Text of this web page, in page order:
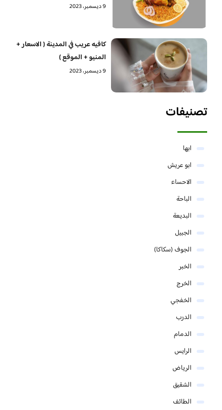
9 ديسمبر، 2023
كافيه عريب في المدينة ( الاسعار +
المنيو + الموقع )
9 ديسمبر، 2023
تصنيفات
ابها
ابو عريش
الاحساء
الباحة
البديعة
الجبيل
الجوف (سكاكا)
الخبر
الخرج
الخفجي
الدرب
الدمام
الرايس
الرياض
الشقيق
الطائف